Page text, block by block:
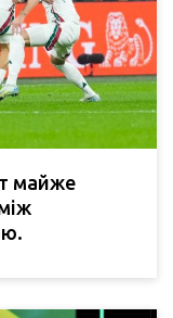
майже